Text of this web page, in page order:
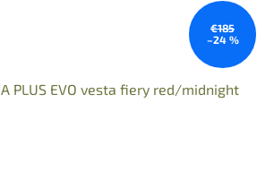
€185
–24 %
PLUS EVO vesta fiery red/midnight